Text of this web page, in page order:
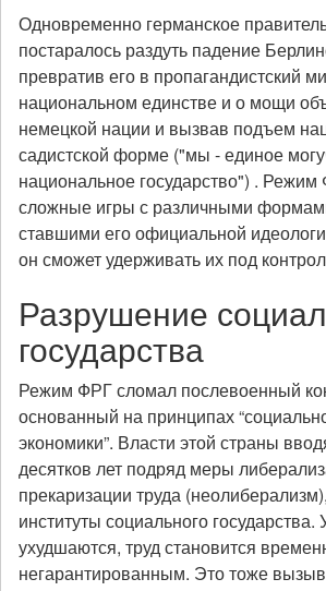
Одновременно германское
постаралось раздуть падение
превратив его в пропагандистский
национальном единстве и о мощи
немецкой нации и вызвав подъем
садистской форме ("мы - единое
национальное государство") . Режим
сложные игры с различными
ставшими его официальной
он сможет удерживать их под
Разрушение
государства
Режим ФРГ сломал послевоенный
основанный на принципах
экономики”. Власти этой страны
десятков лет подряд меры
прекаризации труда
институты социального государства.
ухудшаются, труд становится
негарантированным. Это тоже